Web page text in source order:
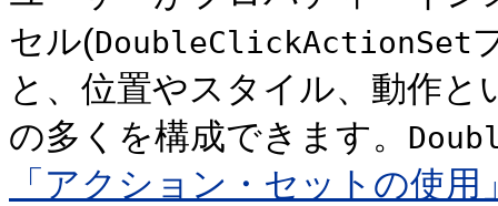
セル(DoubleClickActionSet
と、位置やスタイル、動作
の多くを構成できます。
「アクション・セットの使用